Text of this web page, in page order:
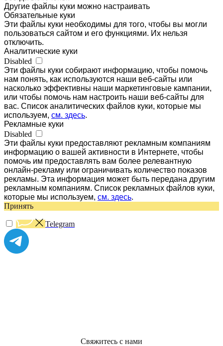
Другие файлы куки можно настраивать
Обязательные куки
Эти файлы куки необходимы для того, чтобы вы могли
пользоваться сайтом и его функциями. Их нельзя
отключить.
Аналитические куки
Disabled
Эти файлы куки собирают информацию, чтобы помочь
нам понять, как используются наши веб-сайты или
насколько эффективны наши маркетинговые кампании,
или чтобы помочь нам настроить наши веб-сайты для
вас. Список аналитических файлов куки, которые мы
используем, см. здесь.
Рекламные куки
Disabled
Эти файлы куки предоставляют рекламным компаниям
информацию о вашей активности в Интернете, чтобы
помочь им предоставлять вам более релевантную
онлайн-рекламу или ограничивать количество показов
рекламы. Эта информация может быть передана другим
рекламным компаниям. Список рекламных файлов куки,
которые мы используем, см. здесь.
Принять
Telegram
Свяжитесь с нами